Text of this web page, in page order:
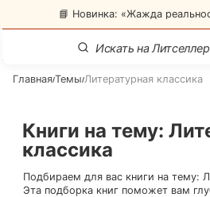
📘 Новинка: «Жажда
Главная/Темы/Литературная классика
Книги на тему:
классика
Подбираем для вас книги на тему:
Эта подборка книг поможет вам